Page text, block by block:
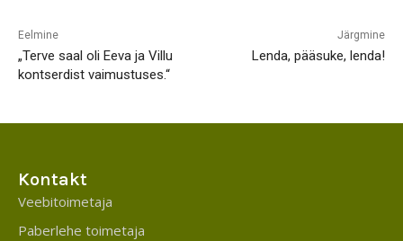
Eelmine
„Terve saal oli Eeva ja Villu
kontserdist vaimustuses.“
Järgmine
Lenda, pääsuke, lenda!
Kontakt
Veebitoimetaja
Paberlehe toimetaja